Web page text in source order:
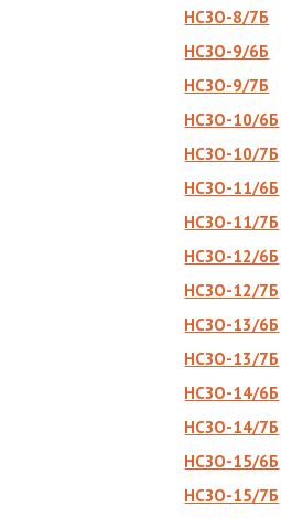
НСЗО-8/7Б
НСЗО-9/6Б
НСЗО-9/7Б
НСЗО-10/6Б
НСЗО-10/7Б
НСЗО-11/6Б
НСЗО-11/7Б
НСЗО-12/6Б
НСЗО-12/7Б
НСЗО-13/6Б
НСЗО-13/7Б
НСЗО-14/6Б
НСЗО-14/7Б
НСЗО-15/6Б
НСЗО-15/7Б